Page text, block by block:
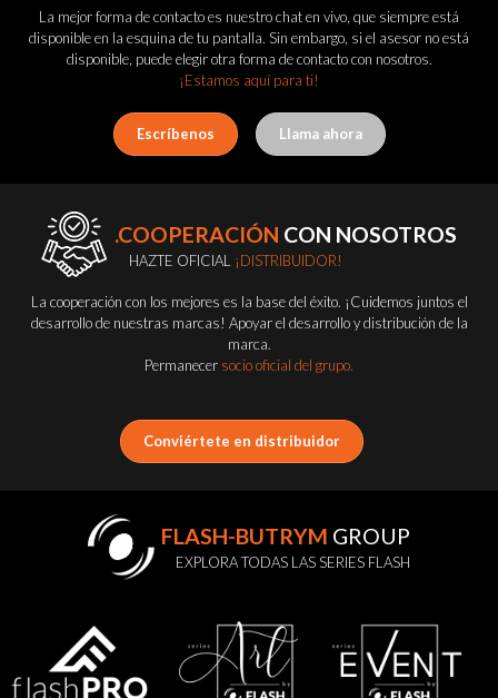
La mejor forma de contacto es nuestro chat en vivo, que siempre está
disponible en la esquina de tu pantalla. Sin embargo, si el asesor no está
disponible, puede elegir otra forma de contacto con nosotros.
¡Estamos aquí para ti!
Escríbenos Llama ahora
.COOPERACIÓN CON NOSOTROS
HAZTE OFICIAL ¡DISTRIBUIDOR!
La cooperación con los mejores es la base del éxito. ¡Cuidemos juntos el
desarrollo de nuestras marcas! Apoyar el desarrollo y distribución de la
marca.
Permanecer socio oficial del grupo.
Conviértete en distribuidor
FLASH-BUTRYM GROUP
EXPLORA TODAS LAS SERIES FLASH